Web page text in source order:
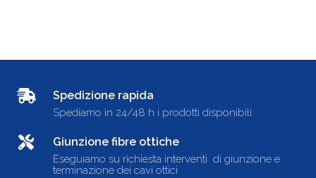
Spedizione rapida
Spediamo in 24/48 h i prodotti disponibili
Giunzione fibre ottiche
Eseguiamo su richiesta interventi di giunzione e
terminazione dei cavi ottici